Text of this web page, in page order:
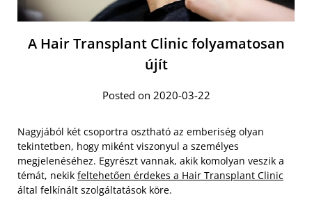
A Hair Transplant Clinic folyamatosan
újít
Posted on 2020-03-22
Nagyjából két csoportra osztható az emberiség olyan
tekintetben, hogy miként viszonyul a személyes
megjelenéséhez. Egyrészt vannak, akik komolyan veszik a
témát, nekik feltehetően érdekes a Hair Transplant Clinic
által felkínált szolgáltatások köre.